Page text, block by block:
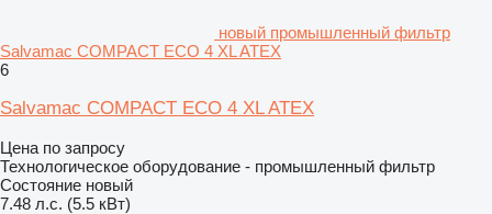
новый промышленный фильтр
Salvamac COMPACT ECO 4 XL ATEX
6
Salvamac COMPACT ECO 4 XL ATEX
Цена по запросу
Технологическое оборудование - промышленный фильтр
Состояние новый
7.48 л.с. (5.5 кВт)